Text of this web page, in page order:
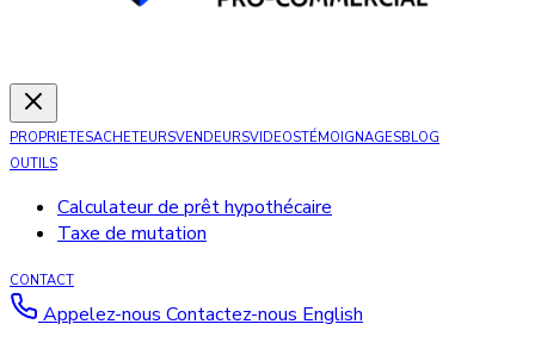
PROPRIETESACHETEURSVENDEURSVIDEOSTÉMOIGNAGESBLOG
OUTILS
Calculateur de prêt hypothécaire
Taxe de mutation
CONTACT
Appelez-nous Contactez-nous English